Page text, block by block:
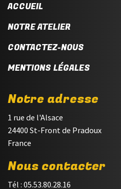
ACCUEIL
NOTRE ATELIER
CONTACTEZ-NOUS
MENTIONS LÉGALES
Notre adresse
1 rue de l'Alsace
24400 St-Front de Pradoux
France
Nous contacter
Tél : 05.53.80.28.16